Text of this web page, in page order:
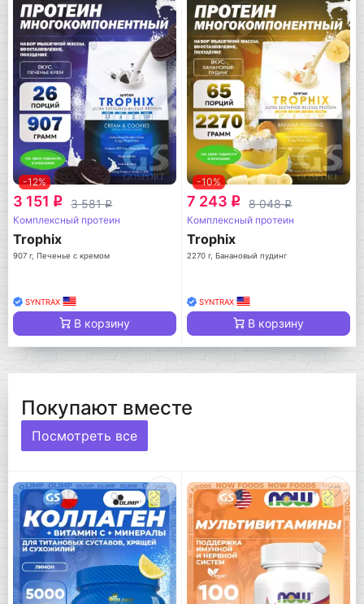
-12%
3 151 q 3 581q
Комплексный протеин
Trophix
907 г, Печенье с кремом
SYNTRAX
В корзину
-10%
7 243 q 8 048q
Комплексный протеин
Trophix
2270 г, Банановый пудинг
SYNTRAX
В корзину
Покупают вместе
Посмотреть все